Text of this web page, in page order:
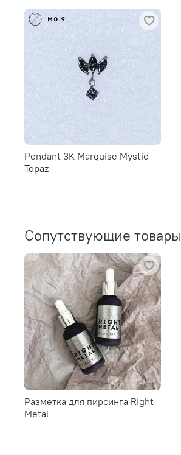
Pendant 3K Marquise Mystic
Topaz-
Сопутствующие товары
Разметка для пирсинга Right
Metal